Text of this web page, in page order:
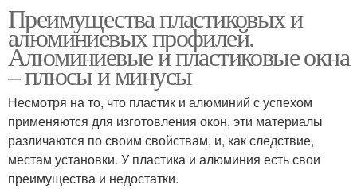
Преимущества пластиковых и
алюминиевых профилей.
Алюминиевые и пластиковые окна
– плюсы и минусы
Несмотря на то, что пластик и алюминий с успехом
применяются для изготовления окон, эти материалы
различаются по своим свойствам, и, как следствие,
местам установки. У пластика и алюминия есть свои
преимущества и недостатки.